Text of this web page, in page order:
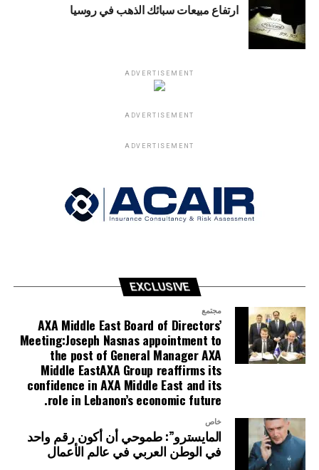
ارتفاع مبيعات سبائك الذهب في روسيا
ADVERTISEMENT
ADVERTISEMENT
ADVERTISEMENT
EXCLUSIVE
مجتمع
AXA Middle East Board of Directors’
Meeting:Joseph Nasnas appointment to
the post of General Manager AXA
Middle EastAXA Group reaffirms its
confidence in AXA Middle East and its
role in Lebanon’s economic future.
خاص
المايسترو”: طموحي أن أكون رقم واحد
في الوطن العربي في عالم الأعمال